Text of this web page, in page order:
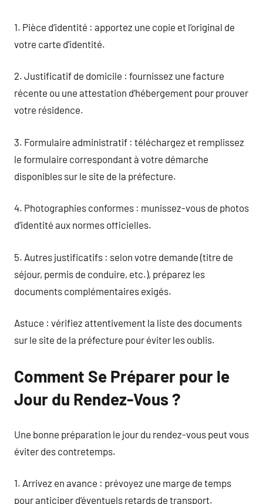
1. Pièce d’identité : apportez une copie et l’original de
votre carte d’identité.
2. Justificatif de domicile : fournissez une facture
récente ou une attestation d’hébergement pour prouver
votre résidence.
3. Formulaire administratif : téléchargez et remplissez
le formulaire correspondant à votre démarche
disponibles sur le site de la préfecture.
4. Photographies conformes : munissez-vous de photos
d’identité aux normes officielles.
5. Autres justificatifs : selon votre demande (titre de
séjour, permis de conduire, etc.), préparez les
documents complémentaires exigés.
Astuce : vérifiez attentivement la liste des documents
sur le site de la préfecture pour éviter les oublis.
Comment Se Préparer pour le
Jour du Rendez-Vous ?
Une bonne préparation le jour du rendez-vous peut vous
éviter des contretemps.
1. Arrivez en avance : prévoyez une marge de temps
pour anticiper d’éventuels retards de transport.